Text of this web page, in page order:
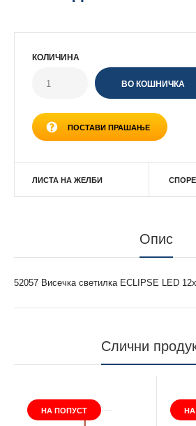
КОЛИЧИНА
ПОСТАВИ ПРАШАЊЕ
ЛИСТА НА ЖЕЛБИ
Опис
52057 Висечка светилка ECLIPSE LED
Слични
НА ПОПУСТ